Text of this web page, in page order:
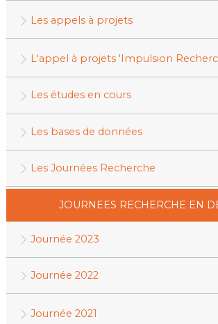
Les appels à projets
L'appel à projets 'Impulsion
Les études en cours
Les bases de données
Les Journées Recherche
JOURNEES RECHERCHE EN
Journée 2023
Journée 2022
Journée 2021